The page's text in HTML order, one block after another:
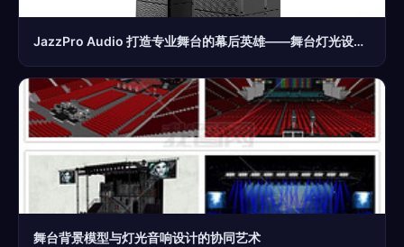
JazzPro Audio 打造专业舞台的幕后英雄——舞台灯光设备租赁与舞美设计全解析
舞台背景模型与灯光音响设计的协同艺术